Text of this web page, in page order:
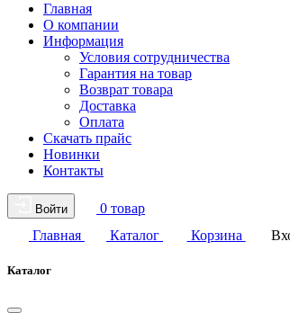
Главная
О компании
Информация
Условия сотрудничества
Гарантия на товар
Возврат товара
Доставка
Оплата
Скачать прайс
Новинки
Контакты
Войти
0 товар
Главная
Каталог Корзина
Каталог